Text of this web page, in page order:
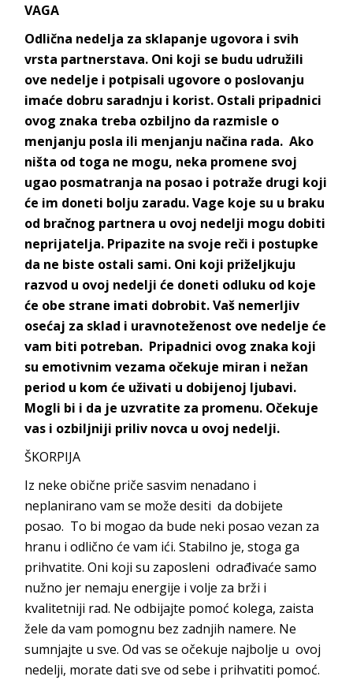
VAGA
Odlična nedelja za sklapanje ugovora i svih
vrsta partnerstava. Oni koji se budu udružili
ove nedelje i potpisali ugovore o poslovanju
imaće dobru saradnju i korist. Ostali pripadnici
ovog znaka treba ozbiljno da razmisle o
menjanju posla ili menjanju načina rada. Ako
ništa od toga ne mogu, neka promene svoj
ugao posmatranja na posao i potraže drugi koji
će im doneti bolju zaradu. Vage koje su u braku
od bračnog partnera u ovoj nedelji mogu dobiti
neprijatelja. Pripazite na svoje reči i postupke
da ne biste ostali sami. Oni koji priželjkuju
razvod u ovoj nedelji će doneti odluku od koje
će obe strane imati dobrobit. Vaš nemerljiv
osećaj za sklad i uravnoteženost ove nedelje će
vam biti potreban. Pripadnici ovog znaka koji
su emotivnim vezama očekuje miran i nežan
period u kom će uživati u dobijenoj ljubavi.
Mogli bi i da je uzvratite za promenu. Očekuje
vas i ozbiljniji priliv novca u ovoj nedelji.
ŠKORPIJA
Iz neke obične priče sasvim nenadano i
neplanirano vam se može desiti da dobijete
posao. To bi mogao da bude neki posao vezan za
hranu i odlično će vam ići. Stabilno je, stoga ga
prihvatite. Oni koji su zaposleni odrađivaće samo
nužno jer nemaju energije i volje za brži i
kvalitetniji rad. Ne odbijajte pomoć kolega, zaista
žele da vam pomognu bez zadnjih namere. Ne
sumnjajte u sve. Od vas se očekuje najbolje u ovoj
nedelji, morate dati sve od sebe i prihvatiti pomoć.